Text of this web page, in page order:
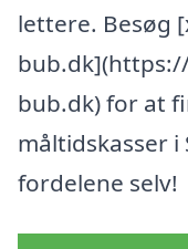
lettere. Besøg
bub.dk) for at
måltidskasser
fordelene selv!